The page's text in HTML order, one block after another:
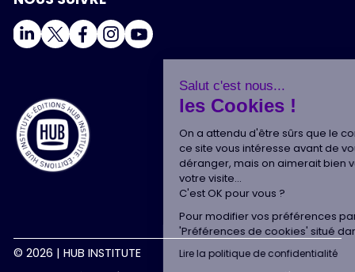
© 2026 | HUB INSTITUTE
les Cookies !
On a attendu d'être sûrs que le contenu de
ce site vous intéresse avant de vous
déranger, mais on aimerait bien vous accompagner pendant
Pour modifier vos préférences par la suite, cliquez sur le lien
'Préférences de cookies' situé dans le pied de page.
Lire la politique de confidentialité